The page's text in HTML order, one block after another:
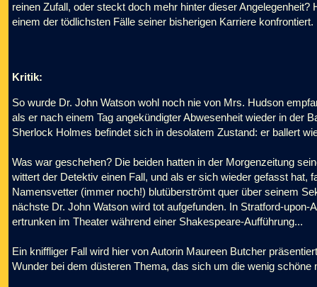
reinen Zufall, oder steckt doch mehr hinter dieser
einem der tödlichsten Fälle seiner bisherigen Karriere konfrontiert.
Kritik:
So wurde Dr. John Watson wohl noch nie von Mrs. Hudson
als er nach einem Tag angekündigter Abwesenheit wieder in der
Sherlock Holmes befindet sich in desolatem Zustand: er ballert
Was war geschehen? Die beiden hatten in der Morgenzeitung
wittert der Detektiv einen Fall, und als er sich wieder gefasst hat,
Namensvetter (immer noch!) blutüberströmt quer über seinem
nächste Dr. John Watson wird tot aufgefunden. In Stratford-
ertrunken im Theater während einer Shakespeare-Aufführung...
Ein kniffliger Fall wird hier von Autorin Maureen Butcher
Wunder bei dem düsteren Thema, das sich um die wenig